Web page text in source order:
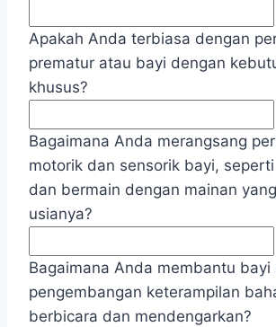
Apakah Anda terbiasa dengan
prematur atau bayi dengan
khusus?
Bagaimana Anda merangsang
motorik dan sensorik bayi,
dan bermain dengan mainan
usianya?
Bagaimana Anda membantu bayi
pengembangan keterampilan
berbicara dan mendengarkan?